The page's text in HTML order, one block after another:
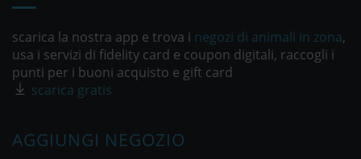
scarica la nostra app e trova i negozi di animali in zona,
usa i servizi di fidelity card e coupon digitali, raccogli i
punti per i buoni acquisto e gift card
scarica gratis
AGGIUNGI NEGOZIO